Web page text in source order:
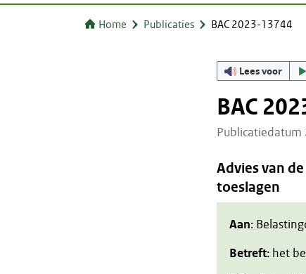
Home Publicaties BAC 2023-13744
Lees voor
BAC
Advies van
toeslagen
Aan:
Betreft: het